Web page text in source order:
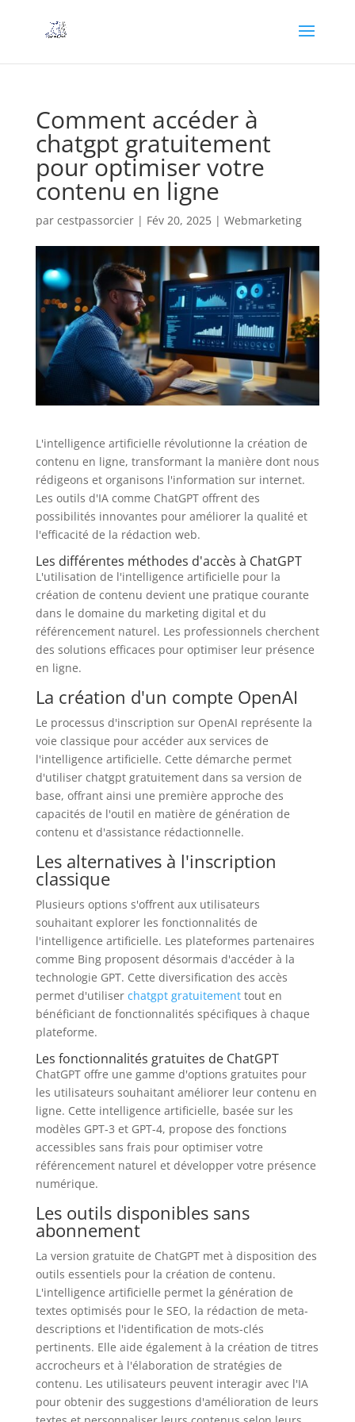
Comment accéder à
chatgpt gratuitement
pour optimiser votre
contenu en ligne
par cestpassorcier| Fév 20, 2025| Webmarketing
L'intelligence artificielle révolutionne la création de
contenu en ligne, transformant la manière dont nous
rédigeons et organisons l'information sur internet.
Les outils d'IA comme ChatGPT offrent des
possibilités innovantes pour améliorer la qualité et
l'efficacité de la rédaction web.
Les différentes méthodes d'accès à ChatGPT
L'utilisation de l'intelligence artificielle pour la
création de contenu devient une pratique courante
dans le domaine du marketing digital et du
référencement naturel. Les professionnels cherchent
des solutions efficaces pour optimiser leur présence
en ligne.
La création d'un compte OpenAI
Le processus d'inscription sur OpenAI représente la
voie classique pour accéder aux services de
l'intelligence artificielle. Cette démarche permet
d'utiliser chatgpt gratuitement dans sa version de
base, offrant ainsi une première approche des
capacités de l'outil en matière de génération de
contenu et d'assistance rédactionnelle.
Les alternatives à l'inscription
classique
Plusieurs options s'offrent aux utilisateurs
souhaitant explorer les fonctionnalités de
l'intelligence artificielle. Les plateformes partenaires
comme Bing proposent désormais d'accéder à la
technologie GPT. Cette diversification des accès
permet d'utiliser chatgpt gratuitementtout en
bénéficiant de fonctionnalités spécifiques à chaque
plateforme.
Les fonctionnalités gratuites de ChatGPT
ChatGPT offre une gamme d'options gratuites pour
les utilisateurs souhaitant améliorer leur contenu en
ligne. Cette intelligence artificielle, basée sur les
modèles GPT-3 et GPT-4, propose des fonctions
accessibles sans frais pour optimiser votre
référencement naturel et développer votre présence
numérique.
Les outils disponibles sans
abonnement
La version gratuite de ChatGPT met à disposition des
outils essentiels pour la création de contenu.
L'intelligence artificielle permet la génération de
textes optimisés pour le SEO, la rédaction de meta-
descriptions et l'identification de mots-clés
pertinents. Elle aide également à la création de titres
accrocheurs et à l'élaboration de stratégies de
contenu. Les utilisateurs peuvent interagir avec l'IA
pour obtenir des suggestions d'amélioration de leurs